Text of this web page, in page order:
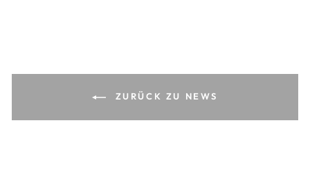
ZURÜCK ZU NEWS